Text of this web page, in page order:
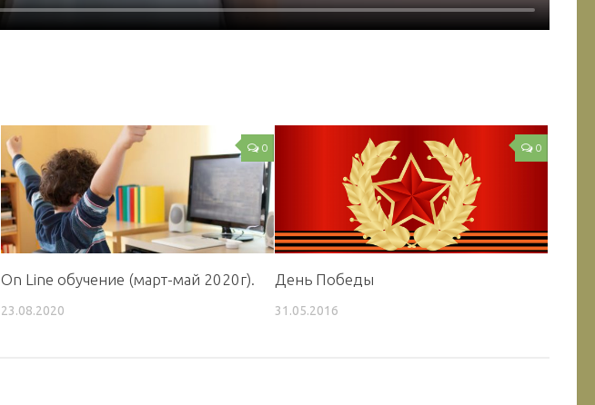
0
On Line обучение (март-май 2020г).
23.08.2020
0
День Победы
31.05.2016